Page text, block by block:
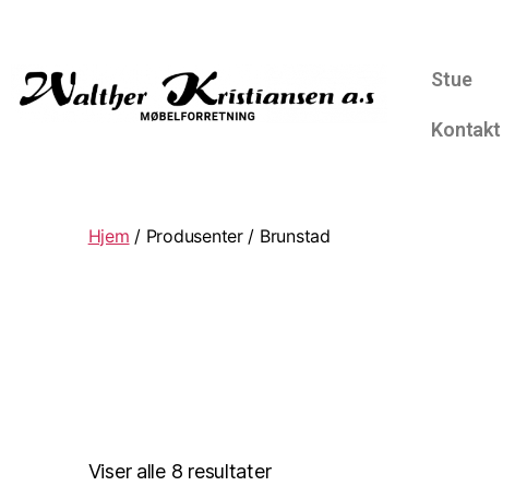
Stue
Kontakt
Hjem / Produsenter / Brunstad
Viser alle 8 resultater